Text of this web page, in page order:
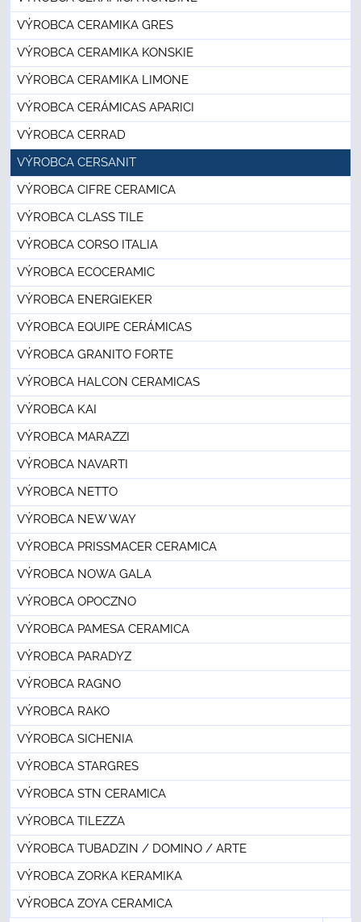
VÝROBCA CERAMIKA GRES
VÝROBCA CERAMIKA KONSKIE
VÝROBCA CERAMIKA LIMONE
VÝROBCA CERÁMICAS APARICI
VÝROBCA CERRAD
VÝROBCA CERSANIT
VÝROBCA CIFRE CERAMICA
VÝROBCA CLASS TILE
VÝROBCA CORSO ITALIA
VÝROBCA ECOCERAMIC
VÝROBCA ENERGIEKER
VÝROBCA EQUIPE CERÁMICAS
VÝROBCA GRANITO FORTE
VÝROBCA HALCON CERAMICAS
VÝROBCA KAI
VÝROBCA MARAZZI
VÝROBCA NAVARTI
VÝROBCA NETTO
VÝROBCA NEW WAY
VÝROBCA PRISSMACER CERAMICA
VÝROBCA NOWA GALA
VÝROBCA OPOCZNO
VÝROBCA PAMESA CERAMICA
VÝROBCA PARADYZ
VÝROBCA RAGNO
VÝROBCA RAKO
VÝROBCA SICHENIA
VÝROBCA STARGRES
VÝROBCA STN CERAMICA
VÝROBCA TILEZZA
VÝROBCA TUBADZIN / DOMINO / ARTE
VÝROBCA ZORKA KERAMIKA
VÝROBCA ZOYA CERAMICA